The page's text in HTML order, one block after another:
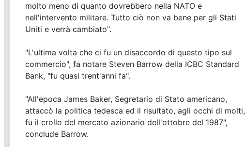
molto meno di quanto dovrebbero nella NATO e
nell'intervento militare. Tutto ciò non va bene per gli Stati
Uniti e verrà cambiato".
"L'ultima volta che ci fu un disaccordo di questo tipo sul
commercio", fa notare Steven Barrow della ICBC Standard
Bank, "fu quasi trent'anni fa".
"All'epoca James Baker, Segretario di Stato americano,
attaccò la politica tedesca ed il risultato, agli occhi di molti,
fu il crollo del mercato azionario dell'ottobre del 1987",
conclude Barrow.